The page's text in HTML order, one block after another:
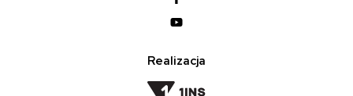
Realizacja